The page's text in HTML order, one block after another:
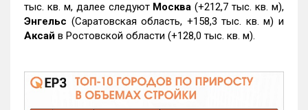
тыс. кв. м, далее следуют Москва (+212,7 тыс. кв. м),
Энгельс (Саратовская область, +158,3 тыс. кв. м) и
Аксай в Ростовской области (+128,0 тыс. кв. м).